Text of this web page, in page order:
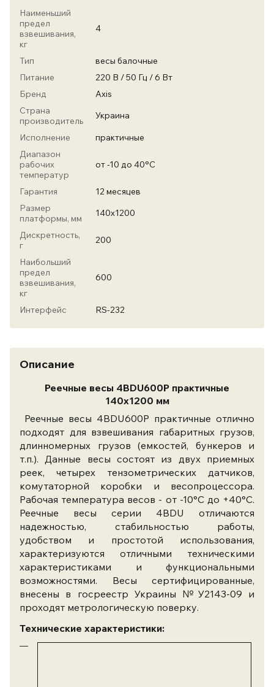
Наименьший
предел
взвешивания,
кг
4
Тип
весы балочные
Питание
220 В / 50 Гц / 6 Вт
Бренд
Axis
Страна
производитель
Украина
Исполнение
практичные
Диапазон
рабочих
температур
от -10 до 40°С
Гарантия
12 месяцев
Размер
платформы, мм
140х1200
Дискретность,
г
200
Наибольший
предел
взвешивания,
кг
600
Интерфейс RS-232
Описание
Реечные весы 4BDU600Р практичные
140х1200 мм
Реечные весы 4BDU600Р практичные отлично
подходят для взвешивания габаритных грузов,
длинномерных грузов (емкостей, бункеров и
т.п.). Данные весы состоят из двух приемных
реек, четырех тензометрических датчиков,
комутаторной коробки и весопроцессора.
Рабочая температура весов - от -10°С до +40°С.
Реечные весы серии 4BDU отличаются
надежностью, стабильностью работы,
удобством и простотой использования,
характеризуются отличными техническими
характеристиками и функциональными
возможностями. Весы сертифицированные,
внесены в госреестр Украины №У2143-09 и
проходят метрологическую поверку.
Технические характеристики: